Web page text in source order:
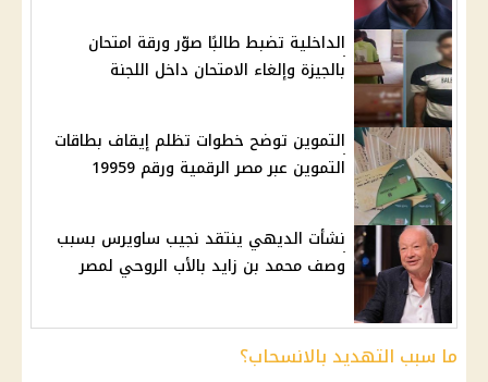
الداخلية تضبط طالبًا صوّر ورقة امتحان
بالجيزة وإلغاء الامتحان داخل اللجنة
التموين توضح خطوات تظلم إيقاف بطاقات
التموين عبر مصر الرقمية ورقم 19959
نشأت الديهي ينتقد نجيب ساويرس بسبب
وصف محمد بن زايد بالأب الروحي لمصر
ما سبب التهديد بالانسحاب؟